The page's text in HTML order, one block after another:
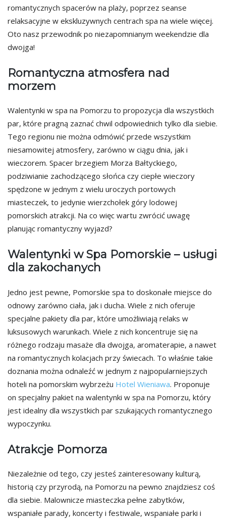
romantycznych spacerów na plaży, poprzez seanse
relaksacyjne w ekskluzywnych centrach spa na wiele więcej.
Oto nasz przewodnik po niezapomnianym weekendzie dla
dwojga!
Romantyczna atmosfera nad
morzem
Walentynki w spa na Pomorzu to propozycja dla wszystkich
par, które pragną zaznać chwil odpowiednich tylko dla siebie.
Tego regionu nie można odmówić przede wszystkim
niesamowitej atmosfery, zarówno w ciągu dnia, jak i
wieczorem. Spacer brzegiem Morza Bałtyckiego,
podziwianie zachodzącego słońca czy ciepłe wieczory
spędzone w jednym z wielu uroczych portowych
miasteczek, to jedynie wierzchołek góry lodowej
pomorskich atrakcji. Na co więc wartu zwrócić uwagę
planując romantyczny wyjazd?
Walentynki w Spa Pomorskie – usługi
dla zakochanych
Jedno jest pewne, Pomorskie spa to doskonałe miejsce do
odnowy zarówno ciała, jak i ducha. Wiele z nich oferuje
specjalne pakiety dla par, które umożliwiają relaks w
luksusowych warunkach. Wiele z nich koncentruje się na
różnego rodzaju masaże dla dwojga, aromaterapie, a nawet
na romantycznych kolacjach przy świecach. To właśnie takie
doznania można odnaleźć w jednym z najpopularniejszych
hoteli na pomorskim wybrzeżu Hotel Wieniawa. Proponuje
on specjalny pakiet na walentynki w spa na Pomorzu, który
jest idealny dla wszystkich par szukających romantycznego
wypoczynku.
Atrakcje Pomorza
Niezależnie od tego, czy jesteś zainteresowany kulturą,
historią czy przyrodą, na Pomorzu na pewno znajdziesz coś
dla siebie. Malownicze miasteczka pełne zabytków,
wspaniałe parady, koncerty i festiwale, wspaniałe parki i